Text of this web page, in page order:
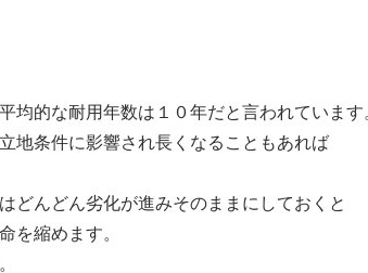
均的な耐用年数は１０年だと言われています
地条件に影響され長くなることもあれば
どんどん劣化が進みそのままにしておくと
を縮めます。